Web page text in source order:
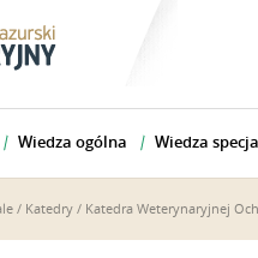
Wiedza ogólna Wiedza
/ Katedry / Katedra Weterynaryjnej